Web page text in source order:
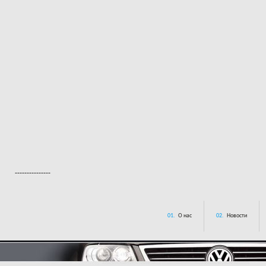
---------------
01. О нас 02. Новости